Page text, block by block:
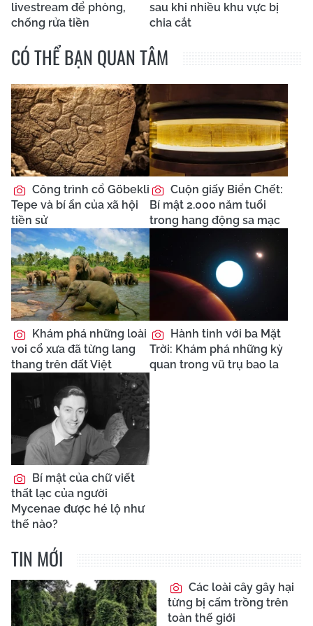
livestream để phòng,
chống rửa tiền
sau khi nhiều khu vực bị
chia cắt
CÓ THỂ BẠN QUAN TÂM
Công trình cổ Göbekli
Tepe và bí ẩn của xã hội
tiền sử
Cuộn giấy Biển Chết:
Bí mật 2.000 năm tuổi
trong hang động sa mạc
Khám phá những loài
voi cổ xưa đã từng lang
thang trên đất Việt
Hành tinh với ba Mặt
Trời: Khám phá những kỳ
quan trong vũ trụ bao la
Bí mật của chữ viết
thất lạc của người
Mycenae được hé lộ như
thế nào?
TIN MỚI
Các loài cây gây hại
từng bị cấm trồng trên
toàn thế giới